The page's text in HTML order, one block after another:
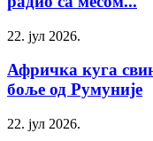
22. јул 2026.
Афричка куга
боље од Румуније
22. јул 2026.